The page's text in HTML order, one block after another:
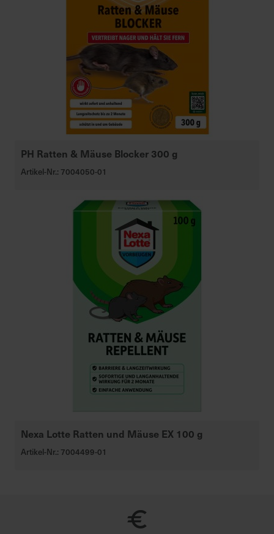
PH Ratten & Mäuse Blocker 300 g
Artikel-Nr.: 7004050-01
Nexa Lotte Ratten und Mäuse EX 100 g
Artikel-Nr.: 7004499-01